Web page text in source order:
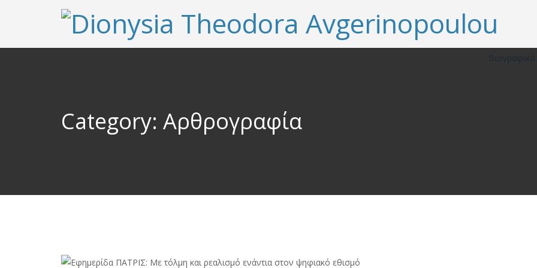
Category: Αρθρογραφία